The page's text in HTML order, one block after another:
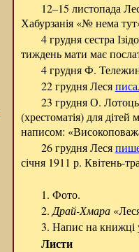
12–15 листопада
Хабурзанія «№ нема
4 грудня сестра
тиждень мати має
4 грудня Ф.
22 грудня Леся
23 грудня О.
(хрестоматія) для
написом:
26 грудня Леся
січня 1911 р. Квітень-
1. Фото.
2. Драй-Хмара
3. Напис на книжці
Листи